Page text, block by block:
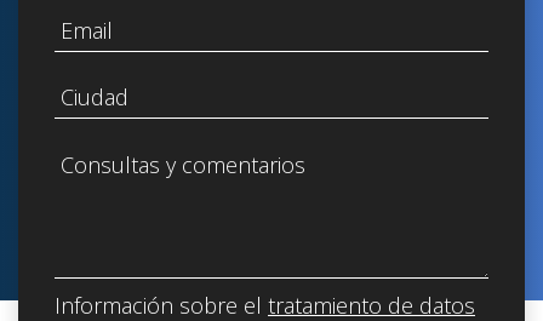
Información sobre el tratamiento de datos